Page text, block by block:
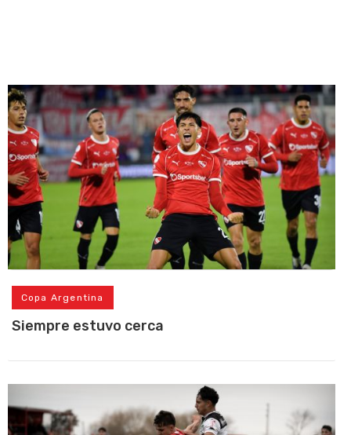
Copa Argentina
Siempre estuvo cerca